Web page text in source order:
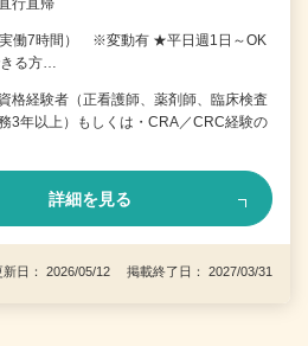
行直帰
働7時間） ※変動有 ★平日週1日～OK
きる方…
格経験者（正看護師、薬剤師、臨床検査
3年以上）もしくは・CRA／CRC経験の
詳細を見る
新日： 2026/05/12 掲載終了日： 2027/03/31